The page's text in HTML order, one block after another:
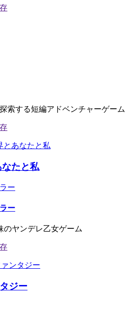
索する短編アドベンチャーゲーム
たと私
ー
ー
のヤンデレ乙女ゲーム
ジー